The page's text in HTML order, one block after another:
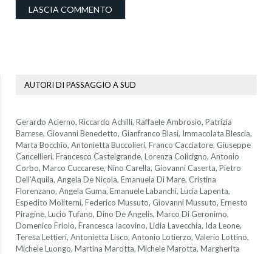
AUTORI DI PASSAGGIO A SUD
Gerardo Acierno, Riccardo Achilli, Raffaele Ambrosio, Patrizia
Barrese, Giovanni Benedetto, Gianfranco Blasi, Immacolata Blescia,
Marta Bocchio, Antonietta Buccolieri, Franco Cacciatore, Giuseppe
Cancellieri, Francesco Castelgrande, Lorenza Colicigno, Antonio
Corbo, Marco Cuccarese, Nino Carella, Giovanni Caserta, Pietro
Dell’Aquila, Angela De Nicola, Emanuela Di Mare, Cristina
Florenzano, Angela Guma, Emanuele Labanchi, Lucia Lapenta,
Espedito Moliterni, Federico Mussuto, Giovanni Mussuto, Ernesto
Piragine, Lucio Tufano, Dino De Angelis, Marco Di Geronimo,
Domenico Friolo, Francesca Iacovino, Lidia Lavecchia, Ida Leone,
Teresa Lettieri, Antonietta Lisco, Antonio Lotierzo, Valerio Lottino,
Michele Luongo, Martina Marotta, Michele Marotta, Margherita